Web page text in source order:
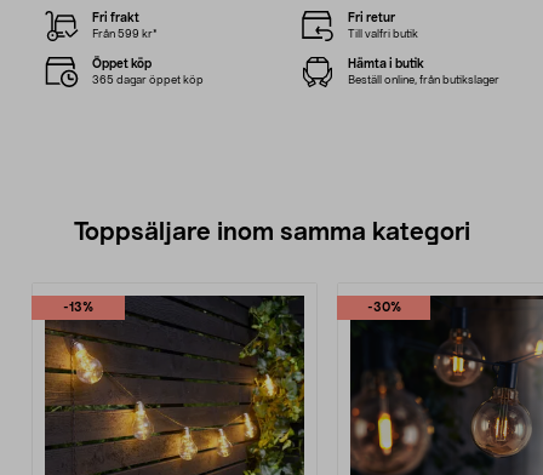
Fri frakt
Från 599 kr*
Fri retur
Till valfri butik
Öppet köp
365 dagar öppet köp
Hämta i butik
Beställ online, från butikslager
Toppsäljare inom samma kategori
-13% -30%